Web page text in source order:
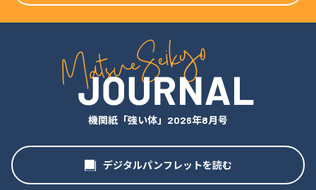
機関紙「強い体」2026年8月号
デジタルパンフレットを読む